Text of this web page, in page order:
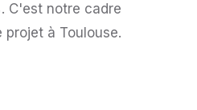
C'est notre cadre
à Toulouse.